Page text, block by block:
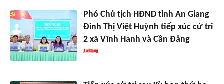
Phó Chủ tịch HĐND tỉnh An Giang
Đinh Thị Việt Huỳnh tiếp xúc cử tri
2 xã Vĩnh Hanh và Cần Đăng